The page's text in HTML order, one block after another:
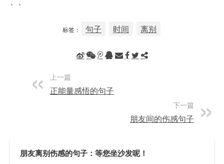
标签： 句子 时间 离别
上一篇
正能量感悟的句子
下一篇
朋友间的伤感句子
朋友离别伤感的句子：等您坐沙发呢！